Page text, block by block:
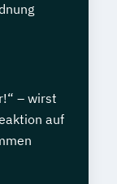
– wirst
auf